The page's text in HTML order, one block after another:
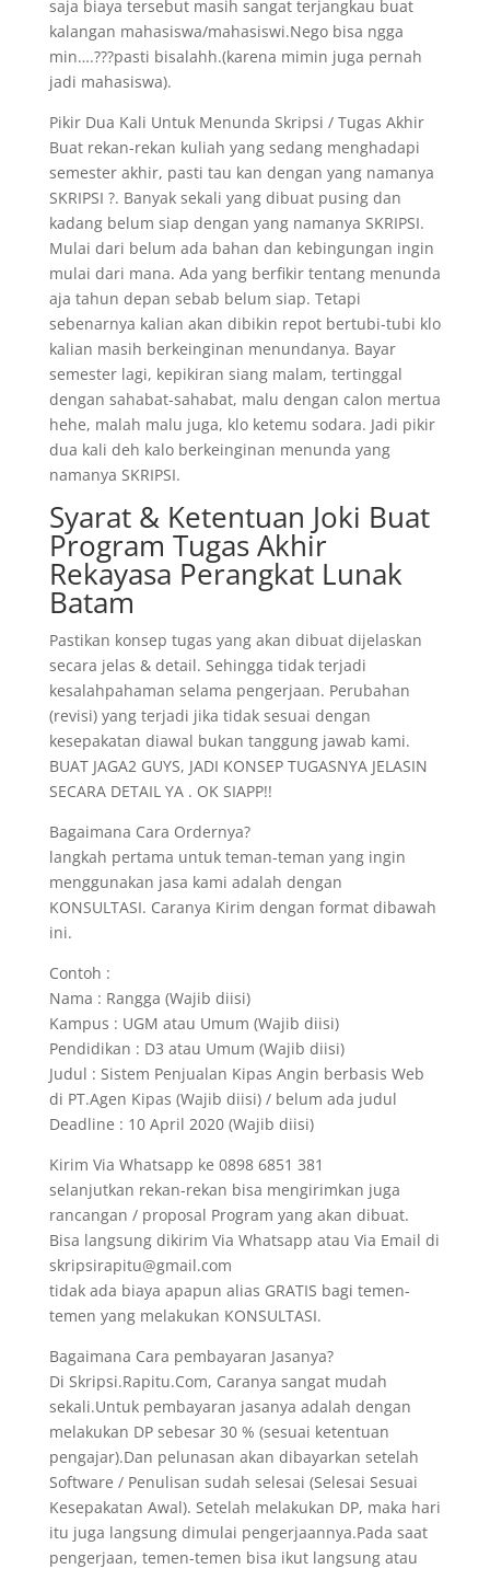
saja biaya tersebut masih sangat terjangkau buat
kalangan mahasiswa/mahasiswi.Nego bisa ngga
min….???pasti bisalahh.(karena mimin juga pernah
jadi mahasiswa).
Pikir Dua Kali Untuk Menunda Skripsi / Tugas Akhir
Buat rekan-rekan kuliah yang sedang menghadapi
semester akhir, pasti tau kan dengan yang namanya
SKRIPSI ?. Banyak sekali yang dibuat pusing dan
kadang belum siap dengan yang namanya SKRIPSI.
Mulai dari belum ada bahan dan kebingungan ingin
mulai dari mana. Ada yang berfikir tentang menunda
aja tahun depan sebab belum siap. Tetapi
sebenarnya kalian akan dibikin repot bertubi-tubi klo
kalian masih berkeinginan menundanya. Bayar
semester lagi, kepikiran siang malam, tertinggal
dengan sahabat-sahabat, malu dengan calon mertua
hehe, malah malu juga, klo ketemu sodara. Jadi pikir
dua kali deh kalo berkeinginan menunda yang
namanya SKRIPSI.
Syarat & Ketentuan Joki Buat
Program Tugas Akhir
Rekayasa Perangkat Lunak
Batam
Pastikan konsep tugas yang akan dibuat dijelaskan
secara jelas & detail. Sehingga tidak terjadi
kesalahpahaman selama pengerjaan. Perubahan
(revisi) yang terjadi jika tidak sesuai dengan
kesepakatan diawal bukan tanggung jawab kami.
BUAT JAGA2 GUYS, JADI KONSEP TUGASNYA JELASIN
SECARA DETAIL YA . OK SIAPP!!
Bagaimana Cara Ordernya?
langkah pertama untuk teman-teman yang ingin
menggunakan jasa kami adalah dengan
KONSULTASI. Caranya Kirim dengan format dibawah
ini.
Contoh :
Nama : Rangga (Wajib diisi)
Kampus : UGM atau Umum (Wajib diisi)
Pendidikan : D3 atau Umum (Wajib diisi)
Judul : Sistem Penjualan Kipas Angin berbasis Web
di PT.Agen Kipas (Wajib diisi) / belum ada judul
Deadline : 10 April 2020 (Wajib diisi)
Kirim Via Whatsapp ke 0898 6851 381
selanjutkan rekan-rekan bisa mengirimkan juga
rancangan / proposal Program yang akan dibuat.
Bisa langsung dikirim Via Whatsapp atau Via Email di
skripsirapitu@gmail.com
tidak ada biaya apapun alias GRATIS bagi temen-
temen yang melakukan KONSULTASI.
Bagaimana Cara pembayaran Jasanya?
Di Skripsi.Rapitu.Com, Caranya sangat mudah
sekali.Untuk pembayaran jasanya adalah dengan
melakukan DP sebesar 30 % (sesuai ketentuan
pengajar).Dan pelunasan akan dibayarkan setelah
Software / Penulisan sudah selesai (Selesai Sesuai
Kesepakatan Awal). Setelah melakukan DP, maka hari
itu juga langsung dimulai pengerjaannya.Pada saat
pengerjaan, temen-temen bisa ikut langsung atau